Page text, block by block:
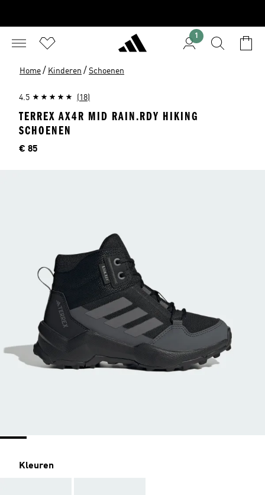
1
Home / Kinderen / Schoenen
4.5 (18)
TERREX AX4R MID RAIN.RDY HIKING
SCHOENEN
Price
€ 85
Kleuren